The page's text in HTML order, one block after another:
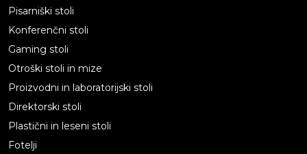
Pisarniški stoli
Konferenčni stoli
Gaming stoli
Otroški stoli in mize
Proizvodni in laboratorijski stoli
Direktorski stoli
Plastični in leseni stoli
Fotelji